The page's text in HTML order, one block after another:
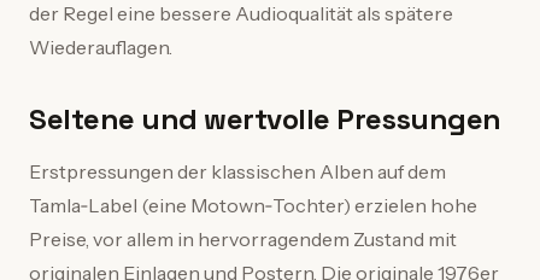
der Regel eine bessere Audioqualität als spätere
Wiederauflagen.
Seltene und wertvolle Pressungen
Erstpressungen der klassischen Alben auf dem
Tamla‑Label (eine Motown‑Tochter) erzielen hohe
Preise, vor allem in hervorragendem Zustand mit
originalen Einlagen und Postern. Die originale 1976er